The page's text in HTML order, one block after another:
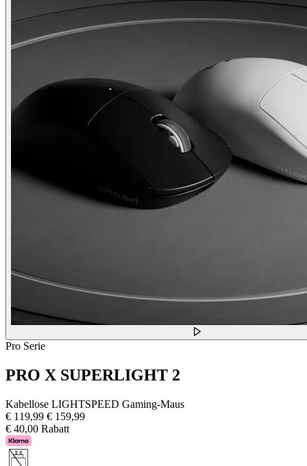
Pro Serie
PRO X SUPERLIGHT 2
Kabellose LIGHTSPEED Gaming-Maus
€ 119,99 € 159,99
€ 40,00 Rabatt